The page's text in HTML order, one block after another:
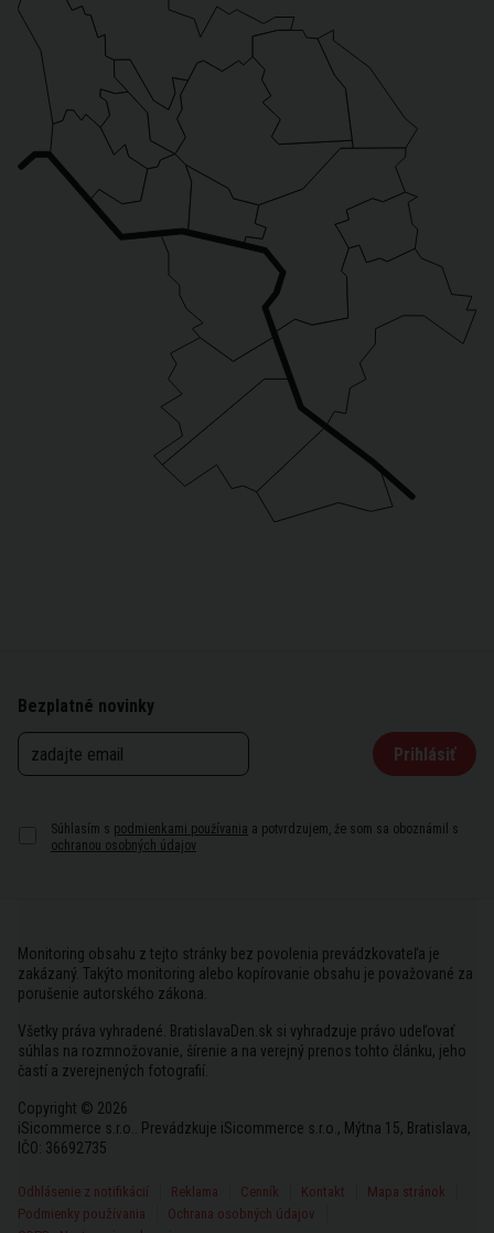
Bezplatné novinky
Prihlásiť
Súhlasím s podmienkami používania a potvrdzujem, že som sa oboznámil s
ochranou osobných údajov
Monitoring obsahu z tejto stránky bez povolenia prevádzkovateľa je
zakázaný. Takýto monitoring alebo kopírovanie obsahu je považované za
porušenie autorského zákona.
Všetky práva vyhradené. BratislavaDen.sk si vyhradzuje právo udeľovať
súhlas na rozmnožovanie, šírenie a na verejný prenos tohto článku, jeho
častí a zverejnených fotografií.
Copyright © 2026
iSicommerce s.r.o.. Prevádzkuje iSicommerce s.r.o., Mýtna 15, Bratislava,
IČO: 36692735
Odhlásenie z notifikácií Reklama Cenník Kontakt
Mapa stránok
Podmienky používania
Ochrana osobných údajov